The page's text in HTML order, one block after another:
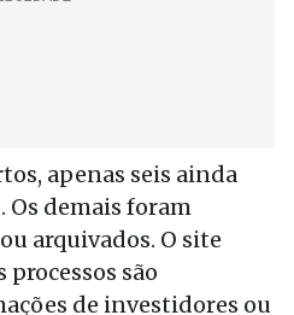
apenas seis ainda
Os demais foram
arquivados. O site
são
de investidores ou